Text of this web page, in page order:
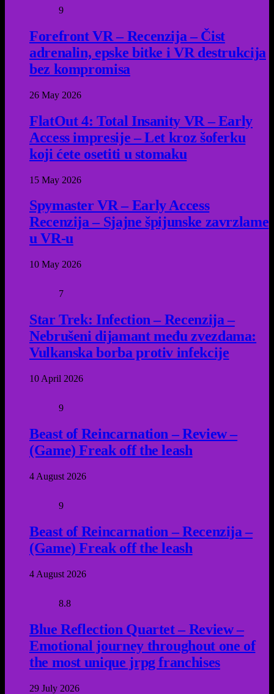
9
Forefront VR – Recenzija – Čist
adrenalin, epske bitke i VR destrukcija
bez kompromisa
26 May 2026
FlatOut 4: Total Insanity VR – Early
Access impresije – Let kroz šoferku
koji ćete osetiti u stomaku
15 May 2026
Spymaster VR – Early Access
Recenzija – Sjajne špijunske zavrzlame
u VR-u
10 May 2026
7
Star Trek: Infection – Recenzija –
Nebrušeni dijamant među zvezdama:
Vulkanska borba protiv infekcije
10 April 2026
9
Beast of Reincarnation – Review –
(Game) Freak off the leash
4 August 2026
9
Beast of Reincarnation – Recenzija –
(Game) Freak off the leash
4 August 2026
8.8
Blue Reflection Quartet – Review –
Emotional journey throughout one of
the most unique jrpg franchises
29 July 2026